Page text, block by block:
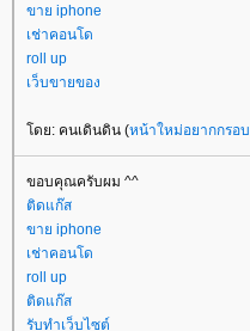
ขาย iphone
เช่าคอนโด
roll up
เว็บขายของ
ดย: คนเดินดิน (หน้าใหม่อยากกรอบ
ขอบคุณครับผม ^^
ติดแก๊ส
ขาย iphone
เช่าคอนโด
roll up
ติดแก๊ส
รับทำเว็บไซต์